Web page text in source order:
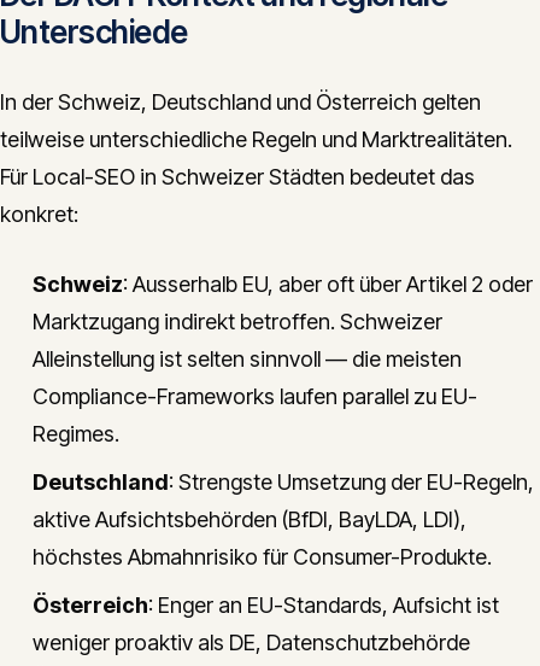
Unterschiede
In der Schweiz, Deutschland und Österreich gelten
teilweise unterschiedliche Regeln und Marktrealitäten.
Für Local-SEO in Schweizer Städten bedeutet das
konkret:
Schweiz: Ausserhalb EU, aber oft über Artikel 2 oder
Marktzugang indirekt betroffen. Schweizer
Alleinstellung ist selten sinnvoll — die meisten
Compliance-Frameworks laufen parallel zu EU-
Regimes.
Deutschland: Strengste Umsetzung der EU-Regeln,
aktive Aufsichtsbehörden (BfDI, BayLDA, LDI),
höchstes Abmahnrisiko für Consumer-Produkte.
Österreich: Enger an EU-Standards, Aufsicht ist
weniger proaktiv als DE, Datenschutzbehörde